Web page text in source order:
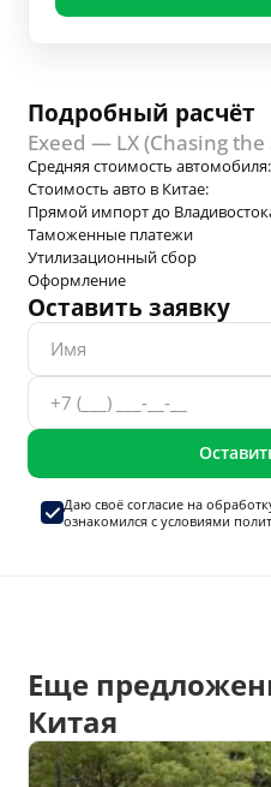
Подробный расчёт
Exeed — LX (Chasing the
Средняя стоимость автомобиля:
Стоимость авто в Китае:
Прямой импорт до
Таможенные платежи
Утилизационный сбор
Оформление
Оставить заявку
Даю своё согласие на
ознакомился с условиями
Еще
Китая